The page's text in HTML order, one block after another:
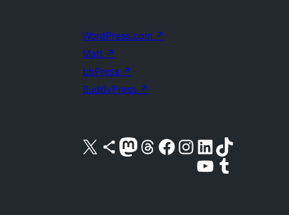
WordPress.com ↗
Matt ↗
bbPress ↗
BuddyPress ↗
Bezoek ons X (voorheen Twitter) account
Bezoek ons Bluesky account
Bezoek ons Mastodon account
Bezoek ons Threads account
Onze Facebook pagina bezoeken
Bezoek ons Instagram account
Bezoek ons LinkedIn account
Bezoek ons TikTok account
Bezoek ons YouTube kanaalBezoek ons Tumblr account